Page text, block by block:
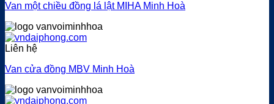
Van một chiều đồng lá lật MIHA Minh Hoà
Liên hệ
Van cửa đồng MBV Minh Hoà